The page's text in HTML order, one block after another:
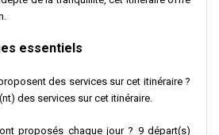
essentiels
des services sur cet itinéraire ?
des services sur cet itinéraire.
proposés chaque jour ? 9 départ(s)